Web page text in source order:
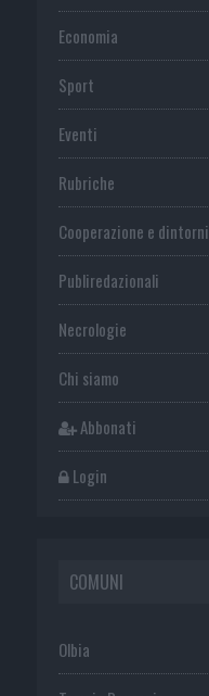
Economia
Sport
Eventi
Rubriche
Cooperazione e dintorni
Publiredazionali
Necrologie
Chi siamo
Abbonati
Login
COMUNI
Olbia